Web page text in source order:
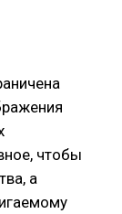
чтобы
а